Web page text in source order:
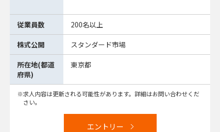
従業員数 200名以上
株式公開 スタンダード市場
所在地(都道
府県)
東京都
求人内容は更新される可能性があります。詳細はお問い合わせくだ
さい。
エントリー